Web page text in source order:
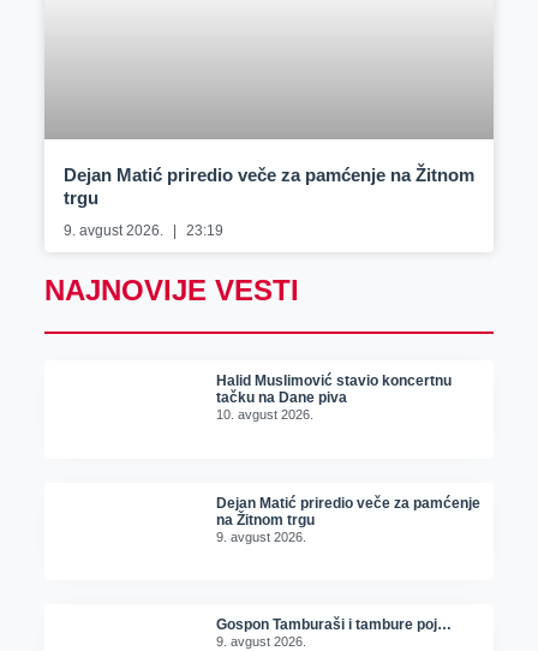
Dejan Matić priredio veče za pamćenje na Žitnom
trgu
9. avgust 2026. 23:19
NAJNOVIJE VESTI
Halid Muslimović stavio koncertnu
tačku na Dane piva
10. avgust 2026.
Dejan Matić priredio veče za pamćenje
na Žitnom trgu
9. avgust 2026.
Gospon Tamburaši i tambure poj…
9. avgust 2026.